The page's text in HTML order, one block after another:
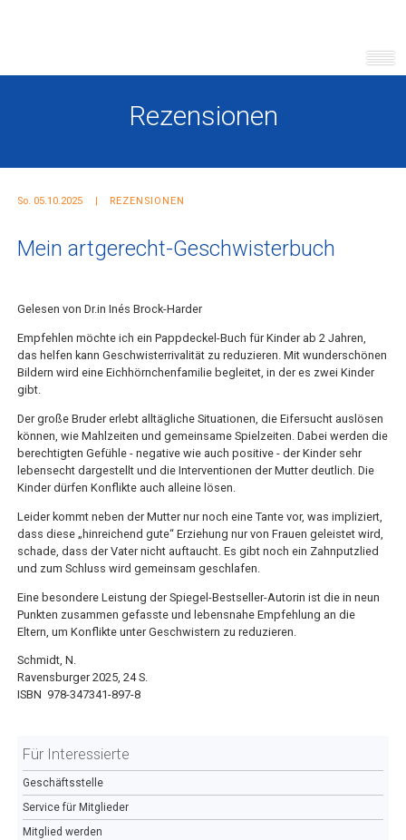
Rezensionen
So. 05.10.2025 REZENSIONEN
Mein artgerecht-Geschwisterbuch
Gelesen von Dr.in Inés Brock-Harder
Empfehlen möchte ich ein Pappdeckel-Buch für Kinder ab 2 Jahren,
das helfen kann Geschwisterrivalität zu reduzieren. Mit wunderschönen
Bildern wird eine Eichhörnchenfamilie begleitet, in der es zwei Kinder
gibt.
Der große Bruder erlebt alltägliche Situationen, die Eifersucht auslösen
können, wie Mahlzeiten und ge­meinsame Spielzeiten. Dabei werden die
berechtigten Gefühle - negative wie auch positive - der Kinder sehr
lebensecht dar­gestellt und die Interventionen der Mutter deutlich. Die
Kinder dürfen Konflikte auch alleine lösen.
Leider kommt neben der Mutter nur noch eine Tante vor, was impliziert,
dass diese „hinreichend gute“ Erziehung nur von Frauen geleistet wird,
schade, dass der Vater nicht auftaucht. Es gibt noch ein Zahnputzlied
und zum Schluss wird gemeinsam geschlafen.
Eine besondere Leistung der Spiegel-Bestseller-Autorin ist die in neun
Punkten zusammen gefasste und lebensnahe Em­pfehlung an die
Eltern, um Konflikte unter Geschwistern zu reduzieren.
Schmidt, N.
Ravensburger 2025, 24 S.
ISBN 978-347341-897-8
Für Interessierte
Geschäftsstelle
Service für Mitglieder
Mitglied werden